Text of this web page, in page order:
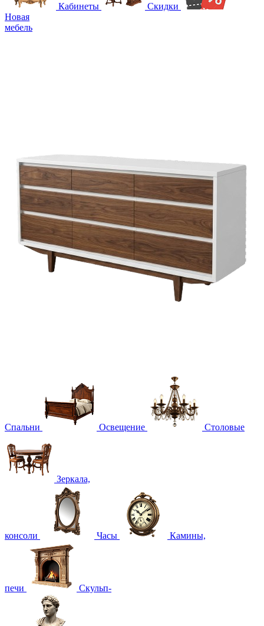
Кабинеты
Скидки
Новая
мебель
Спальни Освещение Столовые
Зеркала,
консоли Часы Камины,
печи Скульп-